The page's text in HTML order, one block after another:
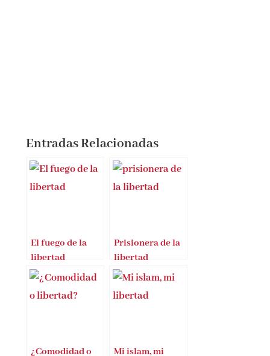
Entradas Relacionadas
El fuego de la
libertad
Prisionera de la
libertad
¿Comodidad o Mi islam, mi